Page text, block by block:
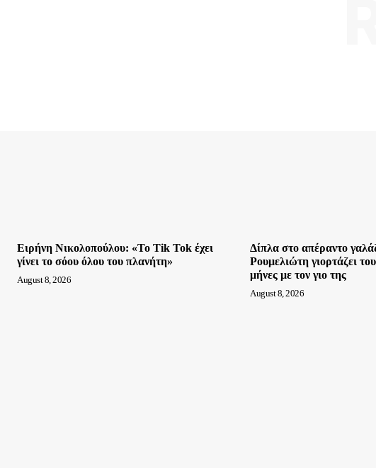
Ειρήνη Νικολοπούλου: «Το Tik Tok έχει
γίνει το σόου όλου του πλανήτη»
August 8, 2026
Δίπλα στο απέραντο
Ρουμελιώτη γιορτάζει
μήνες με τον γιο της
August 8, 2026